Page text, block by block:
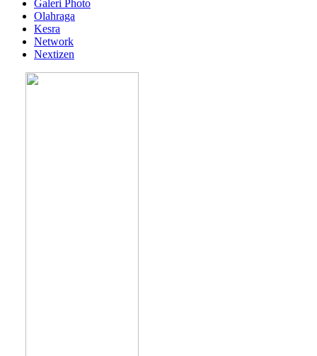
Galeri Photo
Olahraga
Kesra
Network
Nextizen